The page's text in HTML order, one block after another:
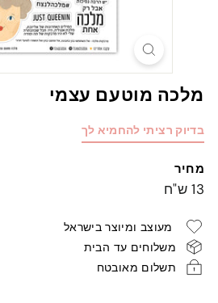
מלכה מוטעם עצמי
בדיוק רציתי להחמיא לך
מחיר
מחיר
13 ש"ח
מעוצב ומיוצר בישראל
משלוחים עד הבית
תשלום מאובטח